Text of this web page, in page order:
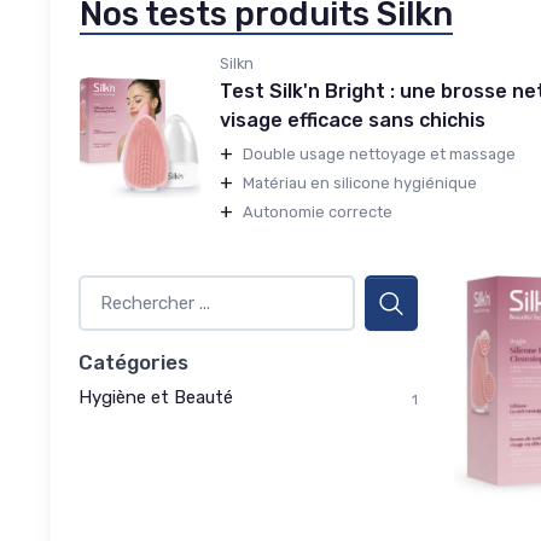
Nos tests produits Silkn
Silkn
Test Silk'n Bright : une brosse
visage efficace sans chichis
+ Double usage nettoyage et massage
+ Matériau en silicone hygiénique
+ Autonomie correcte
Catégories
Hygiène et Beauté 1